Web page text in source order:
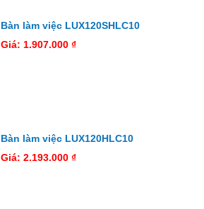
Bàn làm việc LUX120SHLC10
Giá: 1.907.000 ₫
Bàn làm việc LUX120HLC10
Giá: 2.193.000 ₫